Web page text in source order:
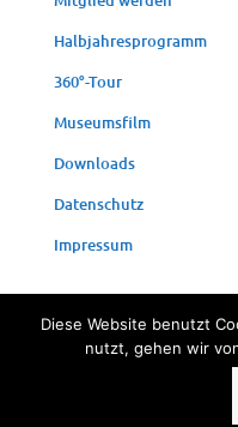
Halb­jah­res­pro­gramm
360°-Tour
Muse­ums­film
Down­loads
Daten­schutz
Impres­sum
© 2024
Diese Website benutzt
nutzt, gehen wir